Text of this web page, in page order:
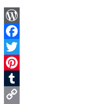
WordPress
Facebook
Twitter
Pinterest
Tumblr